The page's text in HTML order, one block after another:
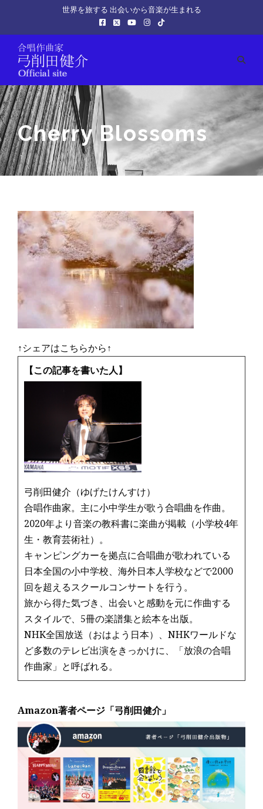
世界を旅する 出会いから音楽が生まれる
Cherry Blossoms
↑シェアはこちらから↑
【この記事を書いた人】
弓削田健介（ゆげたけんすけ）
合唱作曲家。主に小中学生が歌う合唱曲を作曲。
2020年より音楽の教科書に楽曲が掲載（小学校4年
生・教育芸術社）。
キャンピングカーを拠点に合唱曲が歌われている
日本全国の小中学校、海外日本人学校などで2000
回を超えるスクールコンサートを行う。
旅から得た気づき、出会いと感動を元に作曲する
スタイルで、5冊の楽譜集と絵本を出版。
NHK全国放送（おはよう日本）、NHKワールドな
ど多数のテレビ出演をきっかけに、「放浪の合唱
作曲家」と呼ばれる。
Amazon著者ページ「弓削田健介」